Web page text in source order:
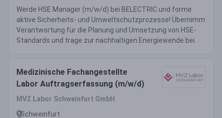
Werde HSE Manager (m/w/d) bei BELECTRIC und forme
aktive Sicherheits- und Umweltschutzprozesse! Übernimm
Verantwortung für die Planung und Umsetzung von HSE-
Standards und trage zur nachhaltigen Energiewende bei.
Medizinische Fachangestellte
Labor Auftragserfassung (m/w/d)
MVZ Labor Schweinfurt GmbH
Schweinfurt